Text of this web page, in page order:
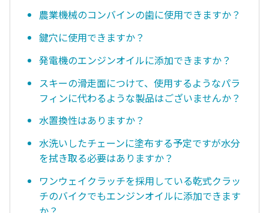
農業機械のコンバインの歯に使用できますか？
鍵穴に使用できますか？
発電機のエンジンオイルに添加できますか？
スキーの滑走面につけて、使用するようなパラ
フィンに代わるような製品はございませんか？
水置換性はありますか？
水洗いしたチェーンに塗布する予定ですが水分
を拭き取る必要はありますか？
ワンウェイクラッチを採用している乾式クラッ
チのバイクでもエンジンオイルに添加できます